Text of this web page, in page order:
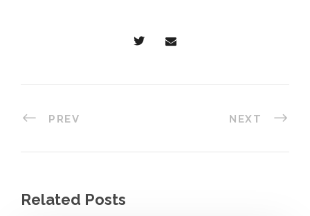
PREV NEXT
Related Posts